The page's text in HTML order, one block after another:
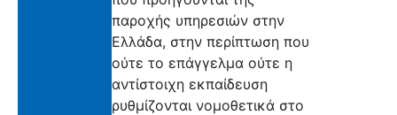
παροχής υπηρεσιών στην
Ελλάδα, στην περίπτωση που
ούτε το επάγγελμα ούτε η
αντίστοιχη εκπαίδευση
ρυθμίζονται νομοθετικά στο